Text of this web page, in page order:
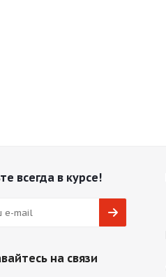
всегда в курсе!
на связи